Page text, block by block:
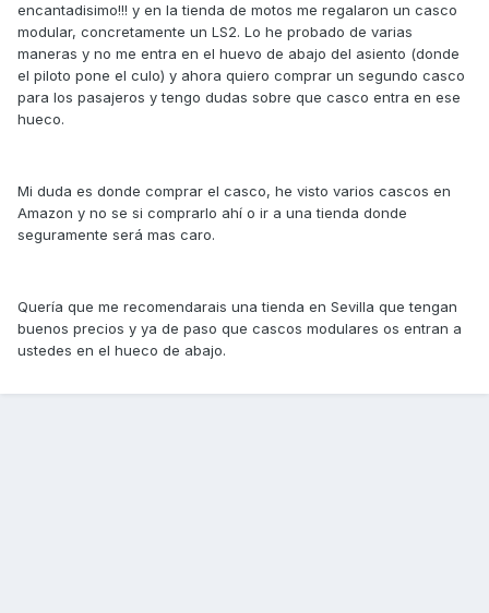
encantadisimo!!! y en la tienda de motos me regalaron un casco
modular, concretamente un LS2. Lo he probado de varias
maneras y no me entra en el huevo de abajo del asiento (donde
el piloto pone el culo) y ahora quiero comprar un segundo casco
para los pasajeros y tengo dudas sobre que casco entra en ese
hueco.
Mi duda es donde comprar el casco, he visto varios cascos en
Amazon y no se si comprarlo ahí o ir a una tienda donde
seguramente será mas caro.
Quería que me recomendarais una tienda en Sevilla que tengan
buenos precios y ya de paso que cascos modulares os entran a
ustedes en el hueco de abajo.